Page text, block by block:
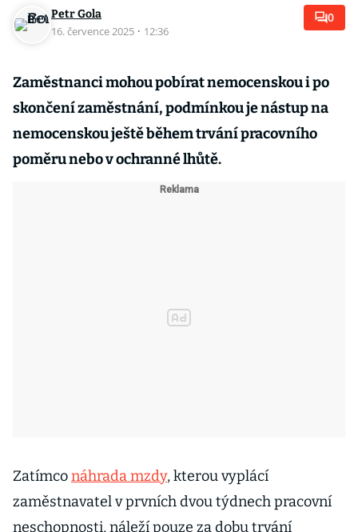
Petr Gola
16. července 2025 · 12:36
0
Zaměstnanci mohou pobírat nemocenskou i po
skončení zaměstnání, podmínkou je nástup na
nemocenskou ještě během trvání pracovního
poměru nebo v ochranné lhůtě.
Zatímconáhrada mzdy, kterou vyplácí
zaměstnavatel v prvních dvou týdnech pracovní
neschopnosti, náleží pouze za dobu trvání